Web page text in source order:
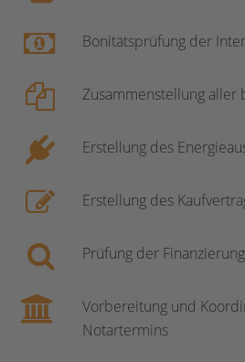
Bonitätsprüfung der
Zusammenstellung aller
Erstellung des
Erstellung des
Prüfung der
Vorbereitung und
Notartermins